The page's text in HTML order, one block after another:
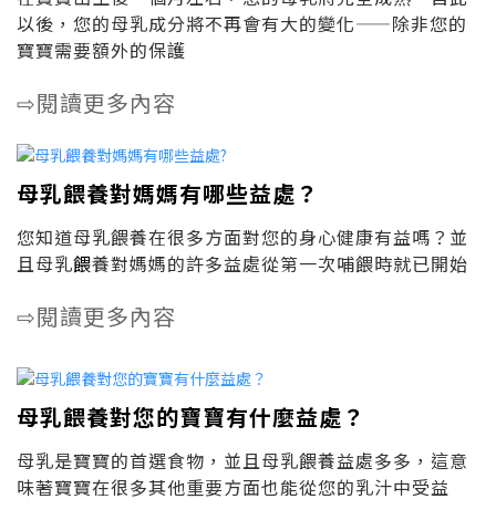
以後，您的母乳成分將不再會有大的變化——除非您的
寶寶需要額外的保護
⇨閱讀更多內容
母乳餵養對媽媽有哪些益處？
您知道母乳餵養在很多方面對您的身心健康有益嗎？並
且母乳餵養對媽媽的許多益處從第一次哺餵時就已開始
⇨閱讀更多內容
母乳餵養對您的寶寶有什麼益處？
母乳是寶寶的首選食物，並且母乳餵養益處多多，這意
味著寶寶在很多其他重要方面也能從您的乳汁中受益